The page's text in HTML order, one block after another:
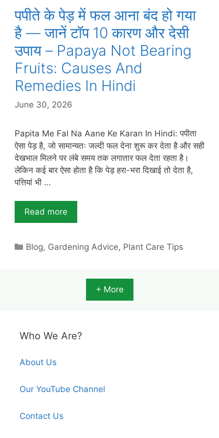
पपीते के पेड़ में फल आना बंद हो गया
है — जानें टॉप 10 कारण और देसी
उपाय – Papaya Not Bearing
Fruits: Causes And
Remedies In Hindi
June 30, 2026
Papita Me Fal Na Aane Ke Karan In Hindi: पपीता
ऐसा पेड़ है, जो सामान्यतः जल्दी फल देना शुरू कर देता है और सही
देखभाल मिलने पर लंबे समय तक लगातार फल देता रहता है।
लेकिन कई बार ऐसा होता है कि पेड़ हरा-भरा दिखाई तो देता है,
पत्तियां भी …
Read more
Categories
Blog, Gardening Advice, Plant Care Tips
+ More
Who We Are?
About Us
Our YouTube Channel
Contact Us